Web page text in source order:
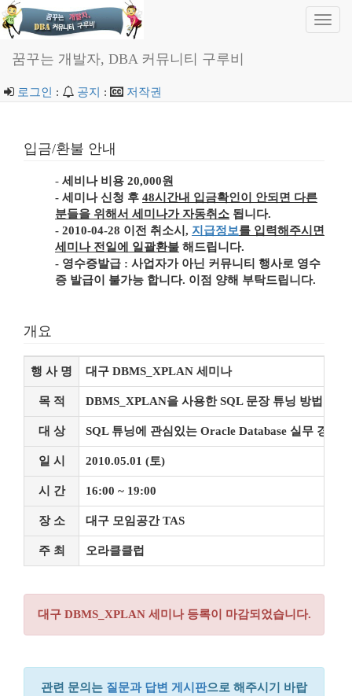
꿈꾸는 개발자, DBA 커뮤니티 구루비
로그인 : 공지 : 저작권
입금/환불 안내
- 세비나 비용 20,000원
- 세미나 신청 후 48시간내 입금확인이 안되면 다른
분들을 위해서 세미나가 자동취소 됩니다.
- 2010-04-28 이전 취소시, 지급정보를 입력해주시면
세미나 전일에 일괄환불 해드립니다.
- 영수증발급 : 사업자가 아닌 커뮤니티 행사로 영수
증 발급이 불가능 합니다. 이점 양해 부탁드립니다.
개요
행 사 명 대구 DBMS_XPLAN 세미나
목 적 DBMS_XPLAN을 사용한 SQL 문장 튜닝 방법의 이
대 상 SQL 튜닝에 관심있는 Oracle Database 실무 경력
일 시 2010.05.01 (토)
시 간 16:00 ~ 19:00
장 소 대구 모임공간 TAS
주 최 오라클클럽
대구 DBMS_XPLAN 세미나 등록이 마감되었습니다.
관련 문의는 질문과 답변 게시판으로 해주시기 바랍